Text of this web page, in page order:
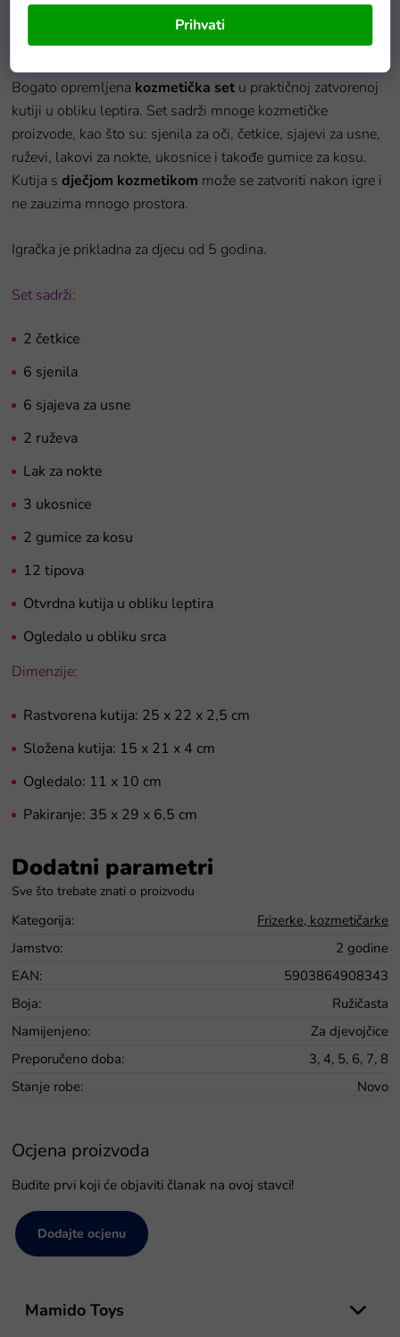
Prihvati
Detaljan opis proizvoda
Bogato opremljena kozmetička set u praktičnoj zatvorenoj
kutiji u obliku leptira. Set sadrži mnoge kozmetičke
proizvode, kao što su: sjenila za oči, četkice, sjajevi za usne,
ruževi, lakovi za nokte, ukosnice i takođe gumice za kosu.
Kutija s dječjom kozmetikom može se zatvoriti nakon igre i
ne zauzima mnogo prostora.
Igračka je prikladna za djecu od 5 godina.
Set sadrži:
2 četkice
6 sjenila
6 sjajeva za usne
2 ruževa
Lak za nokte
3 ukosnice
2 gumice za kosu
12 tipova
Otvrdna kutija u obliku leptira
Ogledalo u obliku srca
Dimenzije:
Rastvorena kutija: 25 x 22 x 2,5 cm
Složena kutija: 15 x 21 x 4 cm
Ogledalo: 11 x 10 cm
Pakiranje: 35 x 29 x 6,5 cm
Dodatni parametri
Kategorija:
Frizerke, kozmetičarke
Jamstvo:
2 godine
EAN:
5903864908343
Boja:
Ružičasta
Namijenjeno:
Za djevojčice
Preporučeno doba:
3, 4, 5, 6, 7, 8
Stanje robe: Novo
Ocjena proizvoda
Budite prvi koji će objaviti članak na ovoj stavci!
Dodajte ocjenu
Mamido Toys